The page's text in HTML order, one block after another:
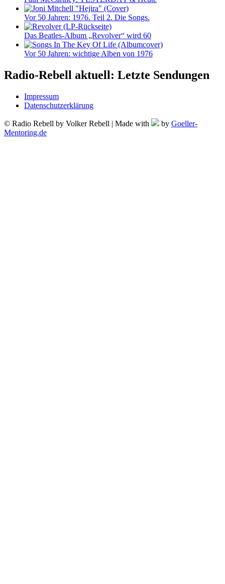
Vor 50 Jahren: 1976. Teil 2. Die Songs.
Das Beatles-Album „Revolver“ wird 60
Vor 50 Jahren: wichtige Alben von 1976
Radio-Rebell aktuell: Letzte Sendungen
Impressum
Datenschutzerklärung
© Radio Rebell by Volker Rebell | Made with by Goeller-
Mentoring.de